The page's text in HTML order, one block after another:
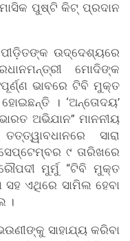
ପୁଷ୍ଟି କିଟ୍ ପ୍ରଦାନ
ପୀଡ଼ିତଙ୍କ ଉଦ୍ଦେଶ୍ୟରେ
ମୋଦିଙ୍କ
ଭାବରେ ଟିବି ମୁକ୍ତ
। ‘ଅନ୍ତୋଦୟ’
ଅଭିଯାନ” ମାନନୀୟ
ସାରା
୯ ତାରିଖରେ
ମୁର୍ମୁ “ଟିବି ମୁକ୍ତ
ଏଥିରେ ସାମିଲ ହେବା
।
ସାହାଯ୍ୟ କରିବା